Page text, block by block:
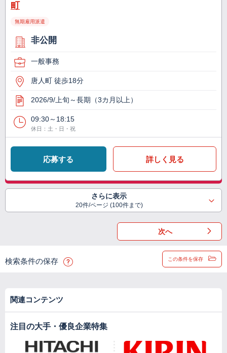
町
無期雇用派遣
非公開
一般事務
唐人町 徒歩18分
2026/9/上旬～長期（3カ月以上）
09:30～18:15
休日：土・日・祝
応募する 詳しく見る
さらに表示
20件/ページ (100件まで)
次へ
検索条件の保存 この条件を保存
関連コンテンツ
注目の大手・優良企業特集